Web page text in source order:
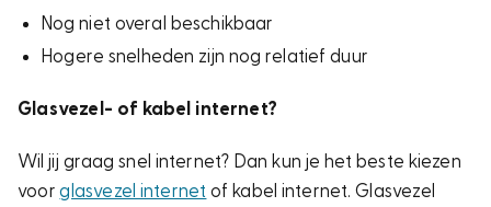
Nog niet overal beschikbaar
Hogere snelheden zijn nog relatief duur
Glasvezel- of kabel internet?
Wil jij graag snel internet? Dan kun je het beste kiezen
voorglasvezel internet of kabel internet. Glasvezel